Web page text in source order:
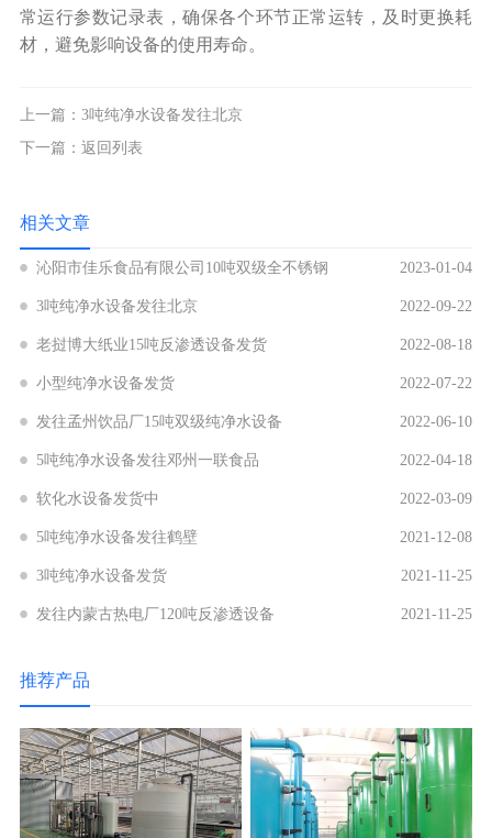
常运行参数记录表，确保各个环节正常运转，及时更换耗
材，避免影响设备的使用寿命。
上一篇： 3吨纯净水设备发往北京
下一篇： 返回列表
相关文章
2023-01-04
沁阳市佳乐食品有限公司10吨双级全不锈钢
反渗透设备发货 2022-09-22
3吨纯净水设备发往北京
2022-08-18
老挝博大纸业15吨反渗透设备发货
2022-07-22
小型纯净水设备发货
2022-06-10
发往孟州饮品厂15吨双级纯净水设备
2022-04-18
5吨纯净水设备发往邓州一联食品
2022-03-09
软化水设备发货中
2021-12-08
5吨纯净水设备发往鹤壁
2021-11-25
3吨纯净水设备发货
2021-11-25
发往内蒙古热电厂120吨反渗透设备
推荐产品